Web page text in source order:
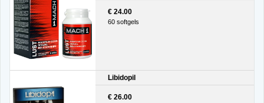
€ 24.00
60 softgels
Libidopil
€ 26.00